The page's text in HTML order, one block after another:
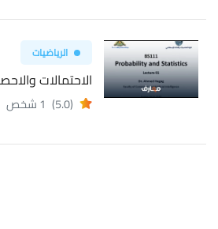
الرياضيات
الاحتمالات
(5.0) 1 شخص